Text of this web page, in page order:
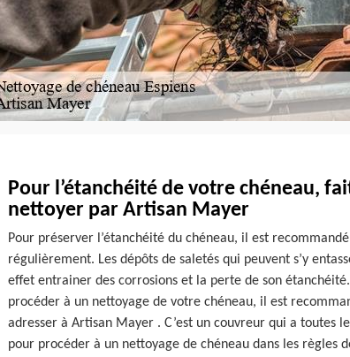
Pour l’étanchéité de votre chéneau,
nettoyer par Artisan Mayer
Pour préserver l’étanchéité du chéneau, il est
régulièrement. Les dépôts de saletés qui peuvent s’y
effet entrainer des corrosions et la perte de son étanchéité.
procéder à un nettoyage de votre chéneau, il est
adresser à Artisan Mayer . C’est un couvreur qui a toutes
pour procéder à un nettoyage de chéneau dans les règles